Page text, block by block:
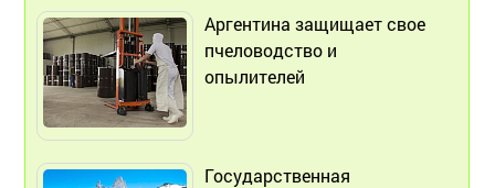
Аргентина защищает свое
пчеловодство и
опылителей
Государственная